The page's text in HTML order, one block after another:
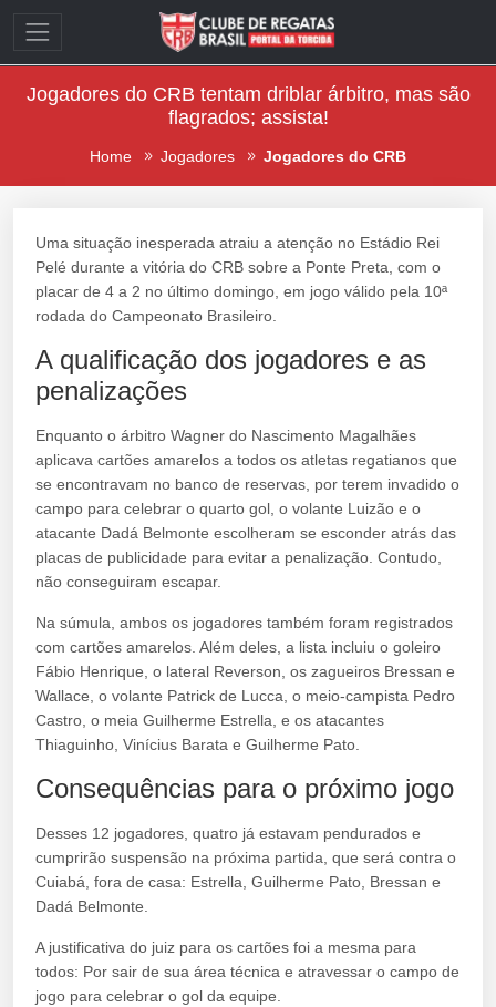
Jogadores do CRB tentam driblar árbitro, mas são
flagrados; assista!
Home Jogadores Jogadores do CRB
Uma situação inesperada atraiu a atenção no Estádio Rei
Pelé durante a vitória do CRB sobre a Ponte Preta, com o
placar de 4 a 2 no último domingo, em jogo válido pela 10ª
rodada do Campeonato Brasileiro.
A qualificação dos jogadores e as
penalizações
Enquanto o árbitro Wagner do Nascimento Magalhães
aplicava cartões amarelos a todos os atletas regatianos que
se encontravam no banco de reservas, por terem invadido o
campo para celebrar o quarto gol, o volante Luizão e o
atacante Dadá Belmonte escolheram se esconder atrás das
placas de publicidade para evitar a penalização. Contudo,
não conseguiram escapar.
Na súmula, ambos os jogadores também foram registrados
com cartões amarelos. Além deles, a lista incluiu o goleiro
Fábio Henrique, o lateral Reverson, os zagueiros Bressan e
Wallace, o volante Patrick de Lucca, o meio-campista Pedro
Castro, o meia Guilherme Estrella, e os atacantes
Thiaguinho, Vinícius Barata e Guilherme Pato.
Consequências para o próximo jogo
Desses 12 jogadores, quatro já estavam pendurados e
cumprirão suspensão na próxima partida, que será contra o
Cuiabá, fora de casa: Estrella, Guilherme Pato, Bressan e
Dadá Belmonte.
A justificativa do juiz para os cartões foi a mesma para
todos: Por sair de sua área técnica e atravessar o campo de
jogo para celebrar o gol da equipe.